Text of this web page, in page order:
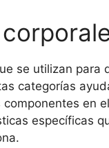
se utilizan para
categorías
en
específicas